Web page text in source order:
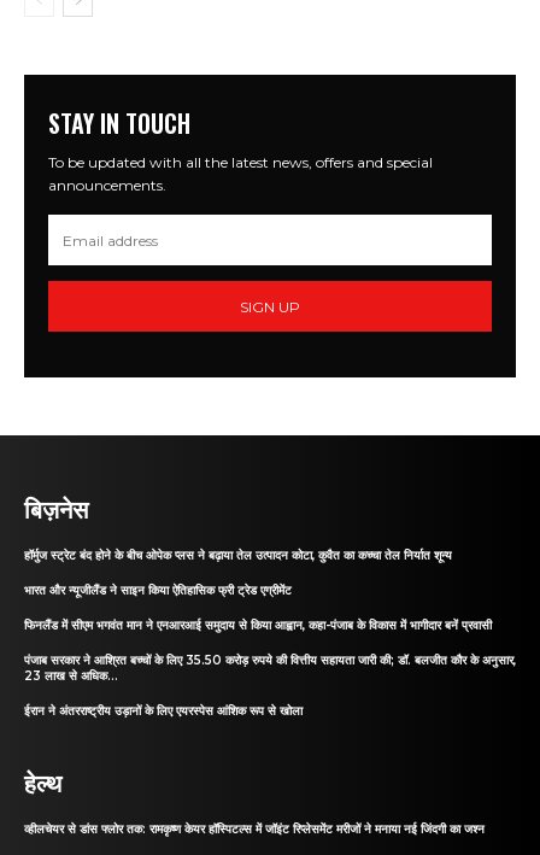
STAY IN TOUCH
To be updated with all the latest news, offers and special
announcements.
SIGN UP
बिज़नेस
हॉर्मुज स्ट्रेट बंद होने के बीच ओपेक प्लस ने बढ़ाया तेल उत्पादन कोटा, कुवैत का कच्चा तेल निर्यात शून्य
भारत और न्यूजीलैंड ने साइन किया ऐतिहासिक फ्री ट्रेड एग्रीमेंट
फिनलैंड में सीएम भगवंत मान ने एनआरआई समुदाय से किया आह्वान, कहा-पंजाब के विकास में भागीदार बनें प्रवासी
पंजाब सरकार ने आश्रित बच्चों के लिए 35.50 करोड़ रुपये की वित्तीय सहायता जारी की; डॉ. बलजीत कौर के अनुसार,
23 लाख से अधिक...
ईरान ने अंतरराष्ट्रीय उड़ानों के लिए एयरस्पेस आंशिक रूप से खोला
हेल्थ
व्हीलचेयर से डांस फ्लोर तक: रामकृष्ण केयर हॉस्पिटल्स में जॉइंट रिप्लेसमेंट मरीजों ने मनाया नई जिंदगी का जश्न